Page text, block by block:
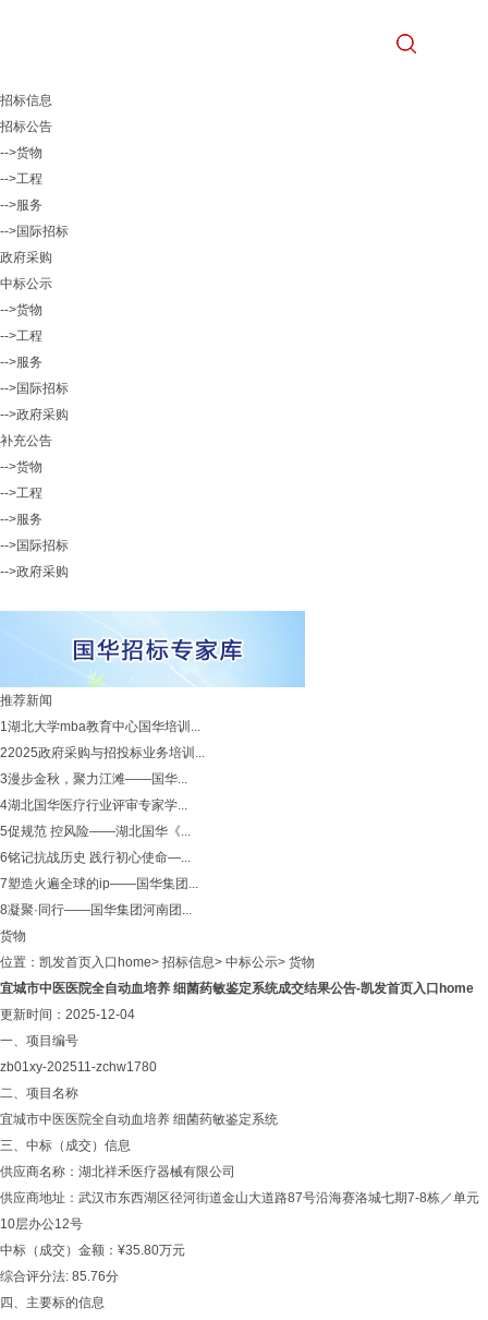
招标信息
招标公告
-->货物
-->工程
-->服务
-->国际招标
政府采购
中标公示
-->货物
-->工程
-->服务
-->国际招标
-->政府采购
补充公告
-->货物
-->工程
-->服务
-->国际招标
-->政府采购
推荐新闻
1湖北大学mba教育中心国华培训...
22025政府采购与招投标业务培训...
3漫步金秋，聚力江滩——国华...
4湖北国华医疗行业评审专家学...
5促规范 控风险——湖北国华《...
6铭记抗战历史 践行初心使命—...
7塑造火遍全球的ip——国华集团...
8凝聚·同行——国华集团河南团...
货物
位置： 凯发首页入口home> 招标信息> 中标公示> 货物
宜城市中医医院全自动血培养 细菌药敏鉴定系统成交结果公告-凯发首页入口home
更新时间：2025-12-04
一、项目编号
zb01xy-202511-zchw1780
二、项目名称
宜城市中医医院全自动血培养 细菌药敏鉴定系统
三、中标（成交）信息
供应商名称：湖北祥禾医疗器械有限公司
供应商地址：武汉市东西湖区径河街道金山大道路87号沿海赛洛城七期7-8栋／单元
10层办公12号
中标（成交）金额：¥35.80万元
综合评分法: 85.76分
四、主要标的信息